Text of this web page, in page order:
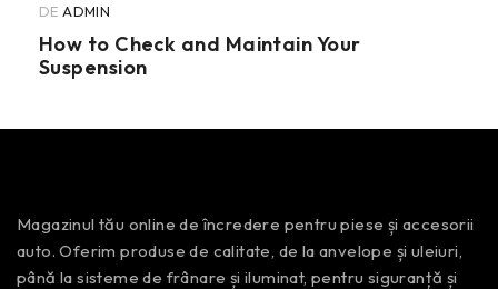
DE ADMIN
How to Check and Maintain Your
Suspension
Magazinul tău online de încredere pentru piese și accesorii
auto. Oferim produse de calitate, de la anvelope și uleiuri,
până la sisteme de frânare și iluminat, pentru siguranță și